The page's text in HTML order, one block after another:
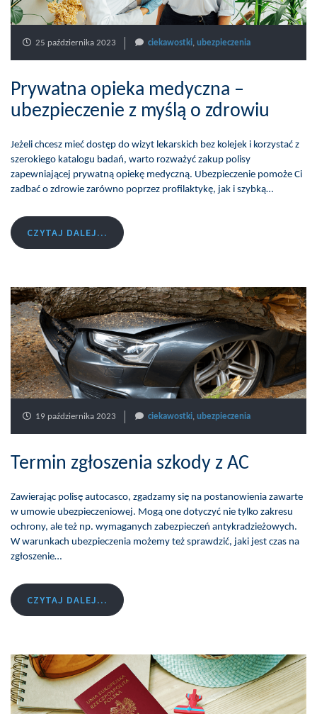
25 października 2023 ciekawostki, ubezpieczenia
Prywatna opieka medyczna –
ubezpieczenie z myślą o zdrowiu
Jeżeli chcesz mieć dostęp do wizyt lekarskich bez kolejek i korzystać z
szerokiego katalogu badań, warto rozważyć zakup polisy
zapewniającej prywatną opiekę medyczną. Ubezpieczenie pomoże Ci
zadbać o zdrowie zarówno poprzez profilaktykę, jak i szybką…
CZYTAJ DALEJ...
19 października 2023 ciekawostki ubezpieczenia
Termin zgłoszenia szkody z AC
Zawierając polisę autocasco, zgadzamy się na postanowienia zawarte
w umowie ubezpieczeniowej. Mogą one dotyczyć nie tylko zakresu
ochrony, ale też np. wymaganych zabezpieczeń antykradzieżowych.
W warunkach ubezpieczenia możemy też sprawdzić, jaki jest czas na
zgłoszenie…
CZYTAJ DALEJ...